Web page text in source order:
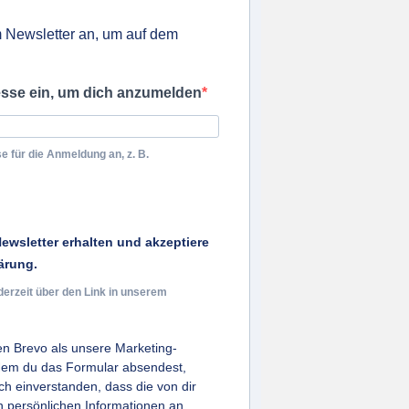
an, um auf dem
ein, um dich anzumelden
für die Anmeldung an, z. B.
erhalten und akzeptiere
über den Link in unserem
Brevo als unsere Marketing-
du das Formular absendest,
einverstanden, dass die von dir
persönlichen Informationen an